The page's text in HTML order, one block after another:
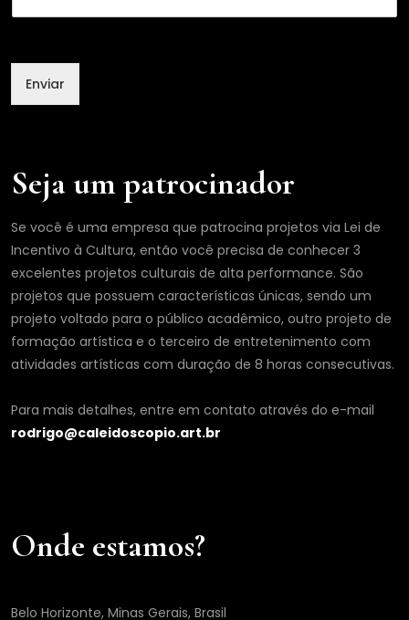
m
Enviar
Seja um patrocinador
Se você é uma empresa que patrocina projetos via Lei de
Incentivo à Cultura, então você precisa de conhecer 3
excelentes projetos culturais de alta performance. São
projetos que possuem características únicas, sendo um
projeto voltado para o público acadêmico, outro projeto de
formação artística e o terceiro de entretenimento com
atividades artísticas com duração de 8 horas consecutivas.
Para mais detalhes, entre em contato através do e-mail
rodrigo@caleidoscopio.art.br
Onde estamos?
Belo Horizonte, Minas Gerais, Brasil